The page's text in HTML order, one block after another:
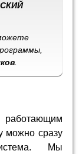
можно сразу
Мы